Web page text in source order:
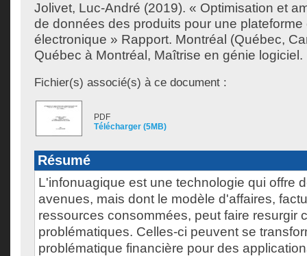
Jolivet, Luc-André (2019). « Optimisation et
de données des produits pour une
électronique » Rapport. Montréal (Québec,
Québec à Montréal, Maîtrise en génie logiciel.
Fichier(s) associé(s) à ce document :
PDF
Télécharger (5MB)
Résumé
L'infonuagique est une technologie qui offre
avenues, mais dont le modèle d'affaires,
ressources consommées, peut faire resurgir
problématiques. Celles-ci peuvent se
problématique financière pour des